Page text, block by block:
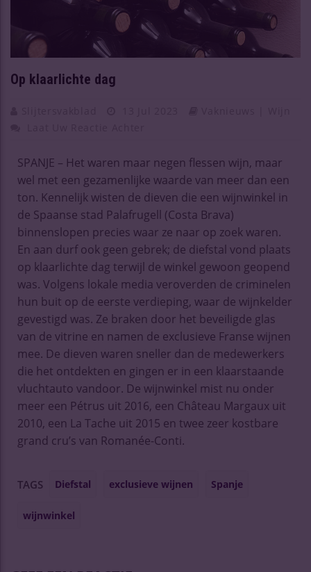
Op klaarlichte dag
SPANJE – Het waren maar negen flessen wijn, maar
wel met een gezamenlijke waarde van meer dan een
ton. Kennelijk wisten de dieven die een wijnwinkel in
de Spaanse stad Palafrugell (Costa Brava)
binnenslopen precies waar ze naar op zoek waren.
En aan durf ook geen gebrek; de diefstal vond plaats
op klaarlichte dag terwijl de winkel gewoon geopend
was. Volgens lokale media veroverden de criminelen
hun buit op de eerste verdieping, waar de wijnkelder
gevestigd was. Ze braken door het beveiligde glas
van de vitrine en namen de exclusieve Franse wijnen
mee. De dieven waren sneller dan de medewerkers
die het ontdekten en gingen er in een klaarstaande
vluchtauto vandoor. De wijnwinkel mist nu onder
meer een Pétrus uit 2016, een Château Margaux uit
2010, een La Tache uit 2015 en twee zeer kostbare
grand cru’s van Romanée-Conti.
TAGS Diefstal exclusieve wijnen Spanje
wijnwinkel